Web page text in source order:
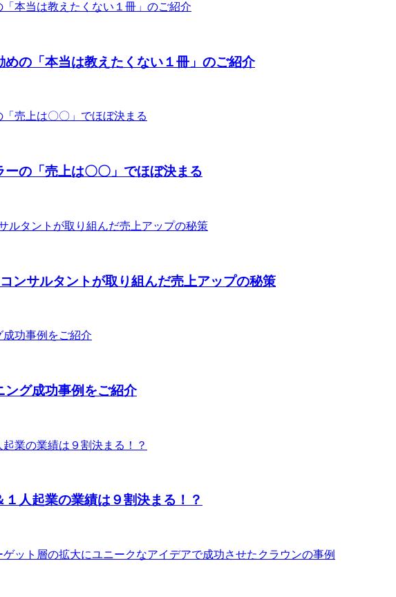
の「本当は教えたくない１冊」のご紹介
の「売上は〇〇」でほぼ決まる
ンサルタントが取り組んだ売上アップの秘策
ング成功事例をご紹介
人起業の業績は９割決まる！？